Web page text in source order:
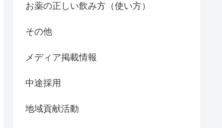
お薬の正しい飲み方（使い方）
その他
メディア掲載情報
中途採用
地域貢献活動